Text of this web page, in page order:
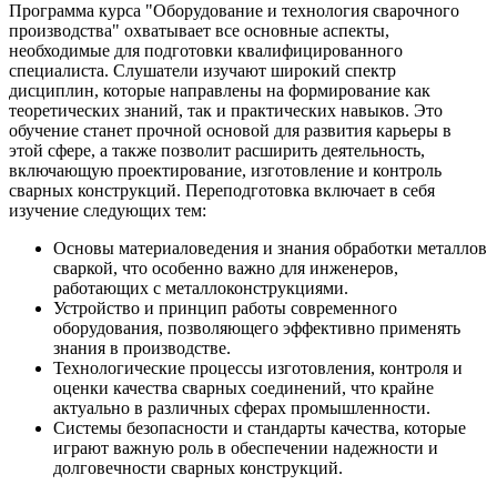
Программа курса "Оборудование и технология сварочного
производства" охватывает все основные аспекты,
необходимые для подготовки квалифицированного
специалиста. Слушатели изучают широкий спектр
дисциплин, которые направлены на формирование как
теоретических знаний, так и практических навыков. Это
обучение станет прочной основой для развития карьеры в
этой сфере, а также позволит расширить деятельность,
включающую проектирование, изготовление и контроль
сварных конструкций. Переподготовка включает в себя
изучение следующих тем:
Основы материаловедения и знания обработки металлов
сваркой, что особенно важно для инженеров,
работающих с металлоконструкциями.
Устройство и принцип работы современного
оборудования, позволяющего эффективно применять
знания в производстве.
Технологические процессы изготовления, контроля и
оценки качества сварных соединений, что крайне
актуально в различных сферах промышленности.
Системы безопасности и стандарты качества, которые
играют важную роль в обеспечении надежности и
долговечности сварных конструкций.